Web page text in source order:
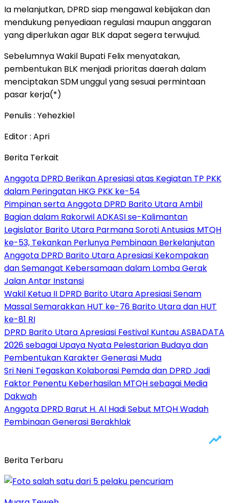
Ia melanjutkan, DPRD siap mengawal kebijakan dan
mendukung penyediaan regulasi maupun anggaran
yang diperlukan agar BLK dapat segera terwujud.
Sebelumnya Wakil Bupati Felix menyatakan,
pembentukan BLK menjadi prioritas daerah dalam
menciptakan SDM unggul yang sesuai permintaan
pasar kerja(*)
Penulis : Yehezkiel
Editor : Apri
Berita Terkait
Anggota DPRD Berikan Apresiasi atas Kegiatan TP PKK
dalam Peringatan HKG PKK ke-54
Pimpinan serta Anggota DPRD Barito Utara Ambil
Bagian dalam Rakorwil ADKASI se-Kalimantan
Legislator Barito Utara Parmana Soroti Antusias MTQH
ke-53, Tekankan Perlunya Pembinaan Berkelanjutan
Anggota DPRD Barito Utara Apresiasi Kekompakan
dan Semangat Kebersamaan dalam Lomba Gerak
Jalan Antar Instansi
Wakil Ketua II DPRD Barito Utara Apresiasi Senam
Massal Semarakkan HUT ke-76 Barito Utara dan HUT
ke-81 RI
DPRD Barito Utara Apresiasi Festival Kuntau ASBADATA
2026 sebagai Upaya Nyata Pelestarian Budaya dan
Pembentukan Karakter Generasi Muda
Sri Neni Tegaskan Kolaborasi Pemda dan DPRD Jadi
Faktor Penentu Keberhasilan MTQH sebagai Media
Dakwah
Anggota DPRD Barut H. Al Hadi Sebut MTQH Wadah
Pembinaan Generasi Berakhlak
Berita Terbaru